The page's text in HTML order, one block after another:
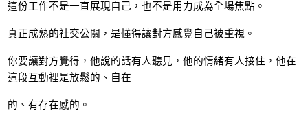
這份工作不是一直展現自己，也不是用力成為全場焦點。
真正成熟的社交公關，是懂得讓對方感覺自己被重視。
你要讓對方覺得，他說的話有人聽見，他的情緒有人接住，他在
這段互動裡是放鬆的、自在
的、有存在感的。